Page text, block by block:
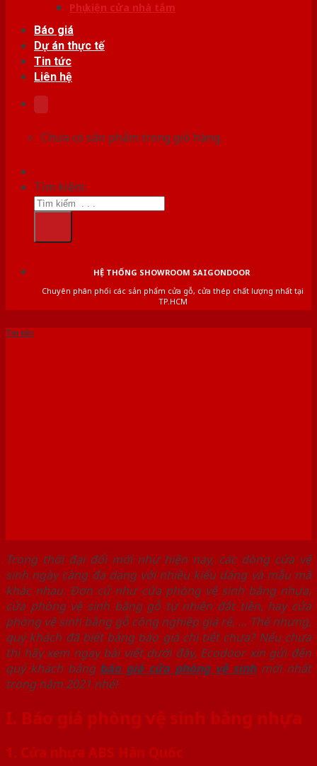
Phụ kiện cửa nhà tắm
Báo giá
Dự án thực tế
Tin tức
Liên hệ
Chưa có sản phẩm trong giỏ hàng.
Tìm kiếm:
HỆ THỐNG SHOWROOM SAIGONDOOR
Chuyên phân phối các sản phẩm cửa gỗ, cửa thép chất lượng nhất tại
TP.HCM
Tin tức
Trong thời đại đổi mới như hiện nay, các dòng cửa vệ
sinh ngày càng đa dạng với nhiều kiểu dáng và mẫu mã
khác nhau. Đơn cử như cửa phòng vệ sinh bằng nhựa,
cửa phòng vệ sinh bằng gỗ tự nhiên đắt tiền, hay cửa
phòng vệ sinh bằng gỗ công nghiệp giá rẻ, … Thế nhưng,
quý khách đã biết bảng báo giá chi tiết chưa? Nếu chưa
thì hãy xem ngay bài viết dưới đây, Ecodoor xin gửi đến
quý khách bảng báo giá cửa phòng vệ sinhmới nhất
trong năm 2021 nhé!
I. Báo giá phòng vệ sinh bằng nhựa
1. Cửa nhựa ABS Hàn Quốc